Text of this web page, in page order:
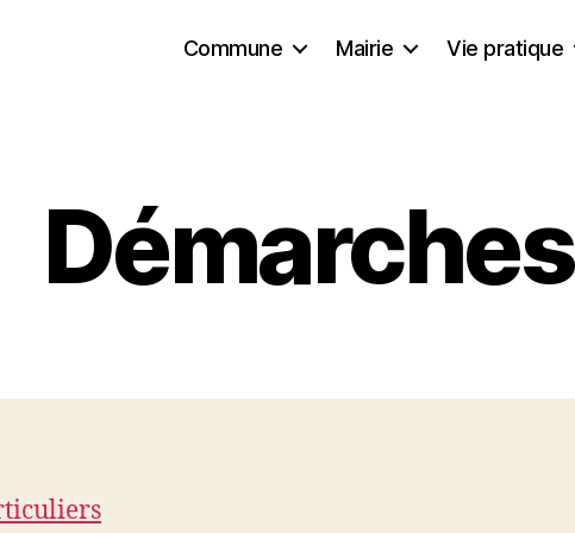
Commune Mairie Vie pratique
Démarches